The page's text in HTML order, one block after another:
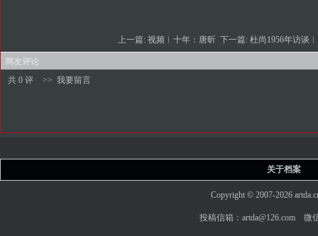
上一篇:视频︱十年：唐昕 下一篇:杜尚1956年访谈
网友评论
共 0 评
>> 我要留言
关于档案
Copyright © 2007-2026
投稿信箱：artda@126.com 微